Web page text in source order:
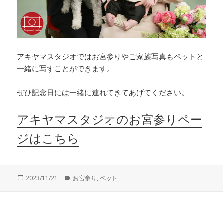
アキヤマスタジオではお宮参りやご家族写真もペットと
一緒に写すことができます。
ぜひ記念日には一緒に連れてきてあげてください。
アキヤマスタジオのお宮参りペー
ジはこちら
投
2023/11/21
カ
お宮参り ,ペット